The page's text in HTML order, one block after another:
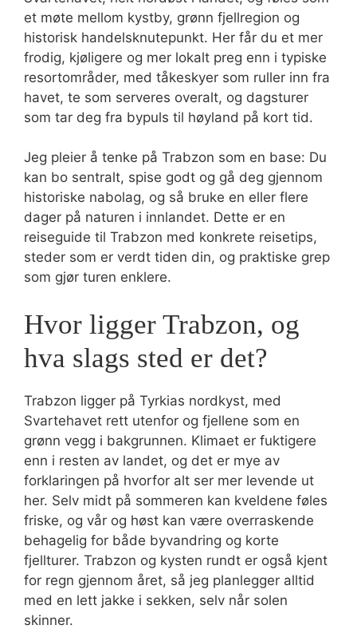
et møte mellom kystby, grønn fjellregion og
historisk handelsknutepunkt. Her får du et mer
frodig, kjøligere og mer lokalt preg enn i typiske
resortområder, med tåkeskyer som ruller inn fra
havet, te som serveres overalt, og dagsturer
som tar deg fra bypuls til høyland på kort tid.
Jeg pleier å tenke på Trabzon som en base: Du
kan bo sentralt, spise godt og gå deg gjennom
historiske nabolag, og så bruke en eller flere
dager på naturen i innlandet. Dette er en
reiseguide til Trabzon med konkrete reisetips,
steder som er verdt tiden din, og praktiske grep
som gjør turen enklere.
Hvor ligger Trabzon, og
hva slags sted er det?
Trabzon ligger på Tyrkias nordkyst, med
Svartehavet rett utenfor og fjellene som en
grønn vegg i bakgrunnen. Klimaet er fuktigere
enn i resten av landet, og det er mye av
forklaringen på hvorfor alt ser mer levende ut
her. Selv midt på sommeren kan kveldene føles
friske, og vår og høst kan være overraskende
behagelig for både byvandring og korte
fjellturer. Trabzon og kysten rundt er også kjent
for regn gjennom året, så jeg planlegger alltid
med en lett jakke i sekken, selv når solen
skinner.